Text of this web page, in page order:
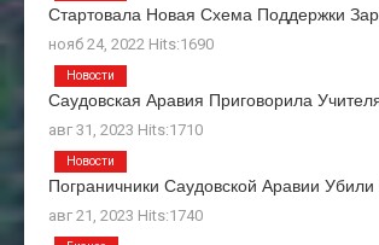
Стартовала Новая Схема Поддержки
нояб 24, 2022 Hits:1690
Саудовская Аравия Приговорила
авг 31, 2023 Hits:1710
Новости
Пограничники Саудовской Аравии
авг 21, 2023 Hits:1740
Новости